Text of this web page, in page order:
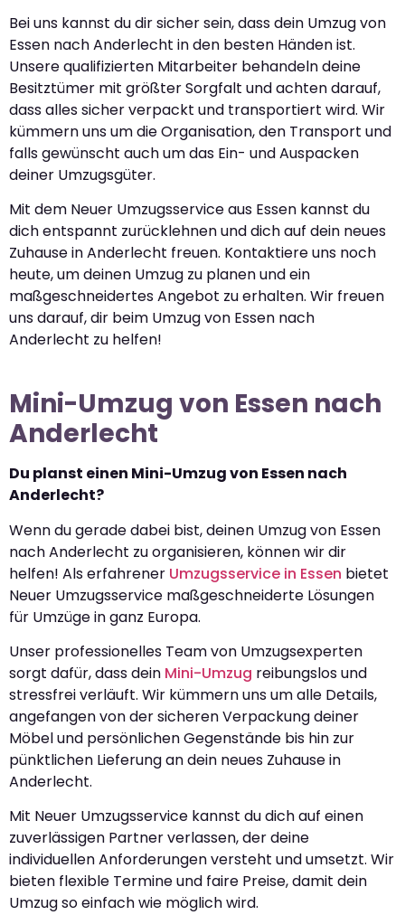
Bei uns kannst du dir sicher sein, dass dein Umzug von
Essen nach Anderlecht in den besten Händen ist.
Unsere qualifizierten Mitarbeiter behandeln deine
Besitztümer mit größter Sorgfalt und achten darauf,
dass alles sicher verpackt und transportiert wird. Wir
kümmern uns um die Organisation, den Transport und
falls gewünscht auch um das Ein- und Auspacken
deiner Umzugsgüter.
Mit dem Neuer Umzugsservice aus Essen kannst du
dich entspannt zurücklehnen und dich auf dein neues
Zuhause in Anderlecht freuen. Kontaktiere uns noch
heute, um deinen Umzug zu planen und ein
maßgeschneidertes Angebot zu erhalten. Wir freuen
uns darauf, dir beim Umzug von Essen nach
Anderlecht zu helfen!
Mini-Umzug von Essen nach
Anderlecht
Du planst einen Mini-Umzug von Essen nach
Anderlecht?
Wenn du gerade dabei bist, deinen Umzug von Essen
nach Anderlecht zu organisieren, können wir dir
helfen! Als erfahrener Umzugsservice in Essen bietet
Neuer Umzugsservice maßgeschneiderte Lösungen
für Umzüge in ganz Europa.
Unser professionelles Team von Umzugsexperten
sorgt dafür, dass dein Mini-Umzug reibungslos und
stressfrei verläuft. Wir kümmern uns um alle Details,
angefangen von der sicheren Verpackung deiner
Möbel und persönlichen Gegenstände bis hin zur
pünktlichen Lieferung an dein neues Zuhause in
Anderlecht.
Mit Neuer Umzugsservice kannst du dich auf einen
zuverlässigen Partner verlassen, der deine
individuellen Anforderungen versteht und umsetzt. Wir
bieten flexible Termine und faire Preise, damit dein
Umzug so einfach wie möglich wird.